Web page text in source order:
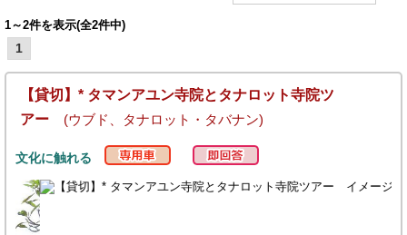
1～2件を表示(全2件中)
1
【貸切】* タマンアユン寺院とタナロット寺院ツ
アー (ウブド、タナロット・タバナン)
文化に触れる